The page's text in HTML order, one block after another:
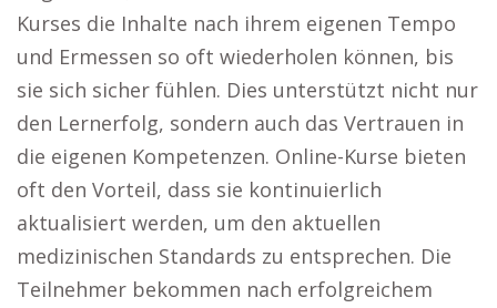
Kurses die Inhalte nach ihrem eigenen Tempo
und Ermessen so oft wiederholen können, bis
sie sich sicher fühlen. Dies unterstützt nicht nur
den Lernerfolg, sondern auch das Vertrauen in
die eigenen Kompetenzen. Online-Kurse bieten
oft den Vorteil, dass sie kontinuierlich
aktualisiert werden, um den aktuellen
medizinischen Standards zu entsprechen. Die
Teilnehmer bekommen nach erfolgreichem